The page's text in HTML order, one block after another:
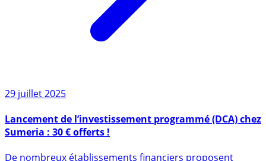
29 juillet 2025
Sumeria : 30 € offerts !